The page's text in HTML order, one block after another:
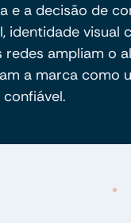
e a decisão de
identidade visual
redes ampliam o
a marca como